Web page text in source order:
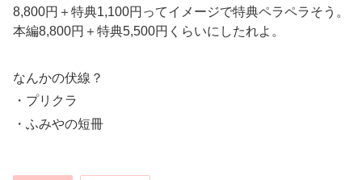
8,800円＋特典1,100円ってイメージで特典ペラペラそう。
本編8,800円＋特典5,500円くらいにしたれよ。
なんかの伏線？
・プリクラ
・ふみやの短冊